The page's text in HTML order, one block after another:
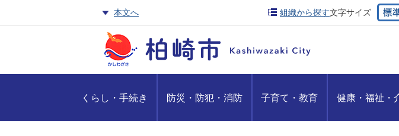
本文へ 組織から探す文字サイズ
くらし・手続き 防災・防犯・消防 子育て・教育 健康・福祉・